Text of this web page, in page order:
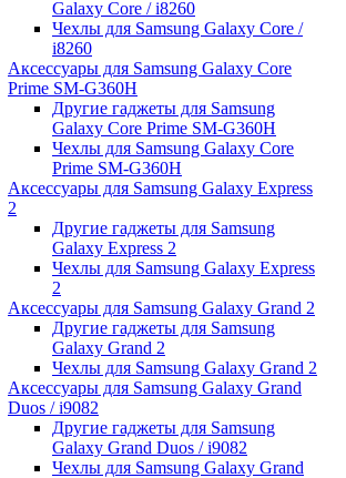
Galaxy Core / i8260
Чехлы для Samsung Galaxy Core /
i8260
Аксессуары для Samsung Galaxy Core
Prime SM-G360H
Другие гаджеты для Samsung
Galaxy Core Prime SM-G360H
Чехлы для Samsung Galaxy Core
Prime SM-G360H
Аксессуары для Samsung Galaxy Express
2
Другие гаджеты для Samsung
Galaxy Express 2
Чехлы для Samsung Galaxy Express
2
Аксессуары для Samsung Galaxy Grand 2
Другие гаджеты для Samsung
Galaxy Grand 2
Чехлы для Samsung Galaxy Grand 2
Аксессуары для Samsung Galaxy Grand
Duos / i9082
Другие гаджеты для Samsung
Galaxy Grand Duos / i9082
Чехлы для Samsung Galaxy Grand